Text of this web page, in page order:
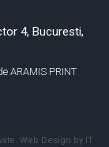
4, Bucuresti,
ARAMIS PRINT
Web Design by IT